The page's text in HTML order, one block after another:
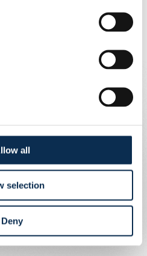
all
selection
Deny